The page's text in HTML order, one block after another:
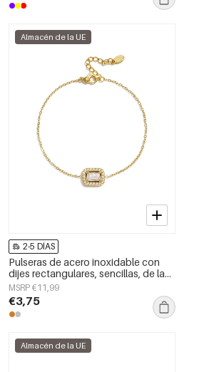
Almacén de la UE
2-5 DÍAS
Pulseras de acero inoxidable con
dijes rectangulares, sencillas, de la
serie Daily Simple, joyería para mujer.
MSRP €11,99
€3,75
Almacén de la UE